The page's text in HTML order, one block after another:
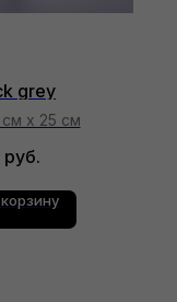
grey
см х 25 см
руб.